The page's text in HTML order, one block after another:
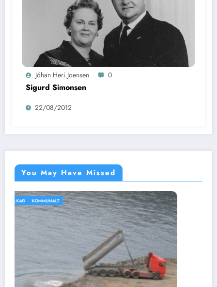
Jóhan Heri Joensen 0
Sigurd Simonsen
22/08/2012
You May Have Missed
IKKI BÓLKAÐ VEÐRIÐ